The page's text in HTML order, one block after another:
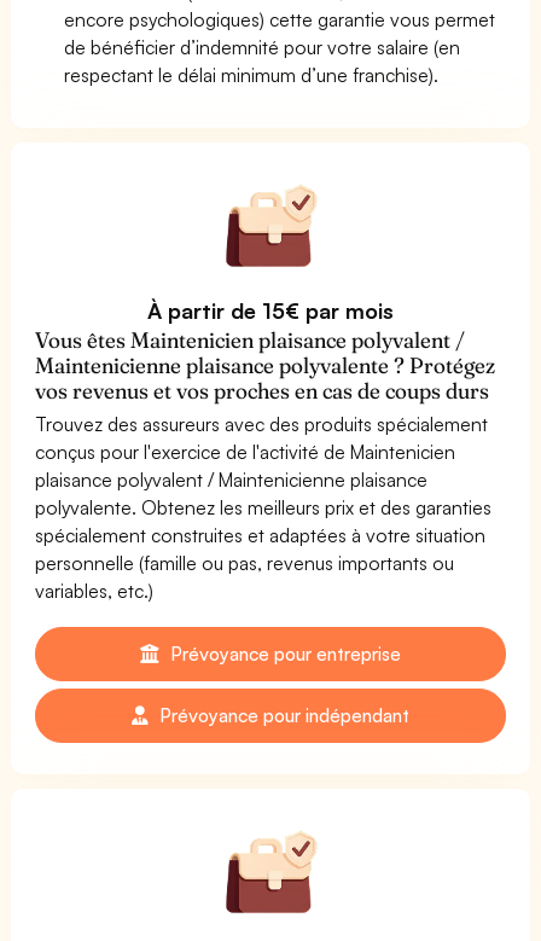
encore psychologiques) cette garantie vous permet
de bénéficier d’indemnité pour votre salaire (en
respectant le délai minimum d’une franchise).
À partir de 15€ par mois
Vous êtes Maintenicien plaisance polyvalent /
Maintenicienne plaisance polyvalente ? Protégez
vos revenus et vos proches en cas de coups durs
Trouvez des assureurs avec des produits spécialement
conçus pour l'exercice de l'activité de Maintenicien
plaisance polyvalent / Maintenicienne plaisance
polyvalente. Obtenez les meilleurs prix et des garanties
spécialement construites et adaptées à votre situation
personnelle (famille ou pas, revenus importants ou
variables, etc.)
Prévoyance pour entreprise
Prévoyance pour indépendant